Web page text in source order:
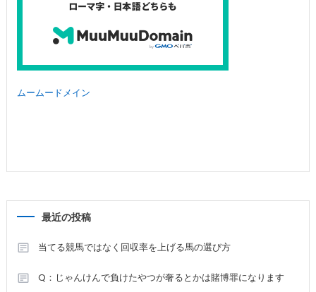
ムームードメイン
最近の投稿
当てる競馬ではなく回収率を上げる馬の選び方
Q：じゃんけんで負けたやつが奢るとかは賭博罪になります